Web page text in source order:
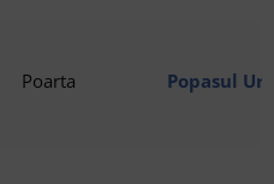
Poarta Popasul